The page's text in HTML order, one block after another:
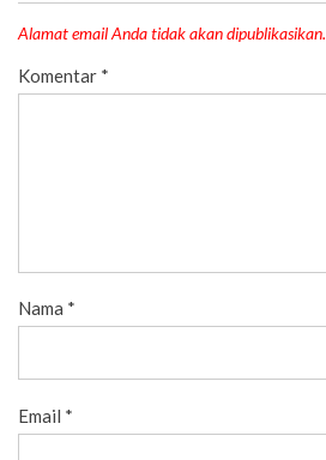
Alamat email Anda tidak akan dipublikasikan.
Komentar *
Nama *
Email *